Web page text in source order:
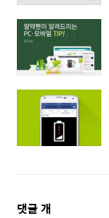
댓
댓글 개